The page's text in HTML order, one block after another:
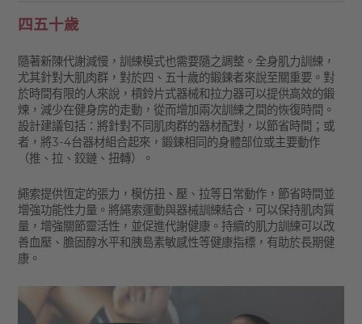
四五十歲
隨著新陳代謝減慢，訓練模式也需要隨之調整。全身肌力訓練，
尤其針對大肌肉群，對於四、五十歲的鍛鍊者來說至關重要。對
於時間有限的人來說，槓鈴片式器械和拉力器可以提供高效的鍛
煉，減少在健身房的走動，從而增加兩次訓練之間的恢復時間。
設計建議包括：將針對不同肌肉群的器材配對，以節省時間；或
者，將3-4台器材組合起來，鍛鍊相同的身體部位或主要動作
（推、拉、鉸鏈、扭轉）。
繩索提供恆定的張力，模仿扭、壓、拉等日常動作，節省時間並
增強功能性力量。將繩索運動與器械訓練結合，可以保持肌肉質
量，增強關節靈活性，並促進代謝健康。持續的肌力訓練可以改
善血壓、膽固醇水平和胰島素敏感性等健康指標，有助於長期健
康。